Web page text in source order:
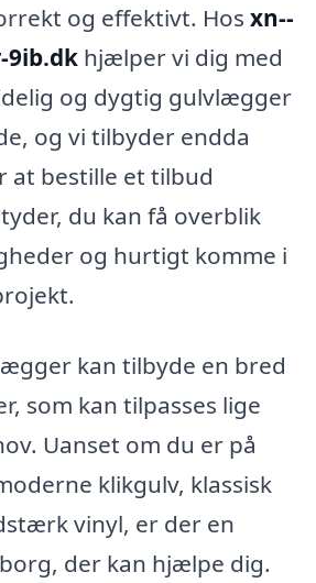
og effektivt. Hos xn--
9ib.dk hjælper vi dig med
og dygtig gulvlægger
og vi tilbyder endda
at bestille et tilbud
du kan få overblik
og hurtigt komme i
kan tilbyde en bred
som kan tilpasses lige
Uanset om du er på
klikgulv, klassisk
vinyl, er der en
der kan hjælpe dig.